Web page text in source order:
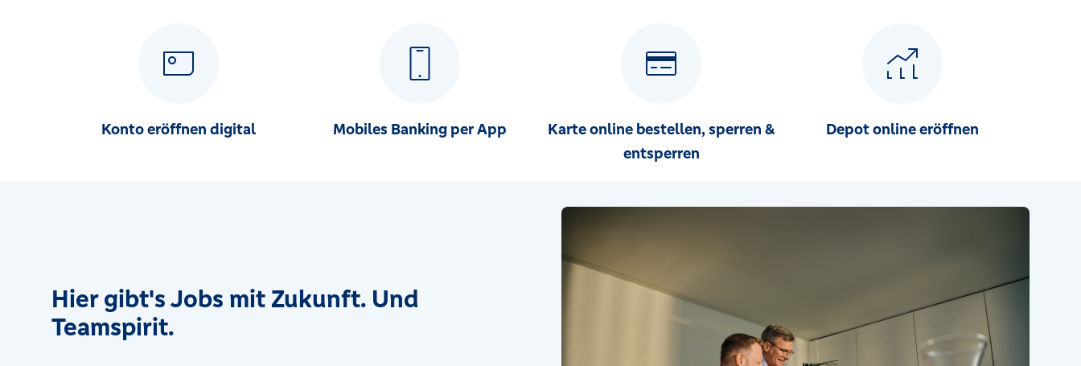
Konto eröffnen digital Mobiles Banking per App
Karte online bestellen, sperren &
entsperren
Depot online eröffnen
Hier gibt's Jobs mit Zukunft. Und
Teamspirit.